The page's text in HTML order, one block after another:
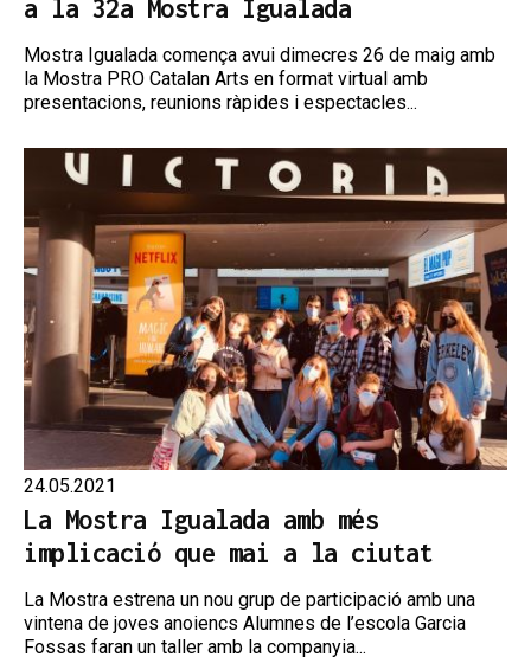
a la 32a Mostra Igualada
Mostra Igualada comença avui dimecres 26 de maig amb
la Mostra PRO Catalan Arts en format virtual amb
presentacions, reunions ràpides i espectacles...
24.05.2021
La Mostra Igualada amb més
implicació que mai a la ciutat
La Mostra estrena un nou grup de participació amb una
vintena de joves anoiencs Alumnes de l’escola Garcia
Fossas faran un taller amb la companyia...